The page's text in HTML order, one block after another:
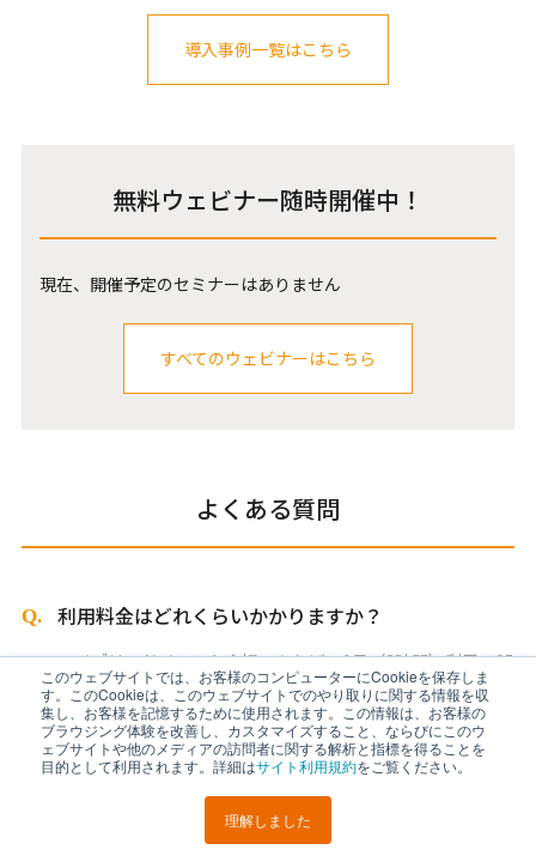
このウェブサイトでは、お客様のコンピューターにCookieを保存しま
す。このCookieは、このウェブサイトでのやり取りに関する情報を収
集し、お客様を記憶するために使用されます。この情報は、お客様の
ブラウジング体験を改善し、カスタマイズすること、ならびにこのウ
ェブサイトや他のメディアの訪問者に関する解析と指標を得ることを
目的として利用されます。詳細はサイト利用規約をご覧ください。
理解しました
導入事例一覧はこちら
無料ウェビナー随時開催中！
現在、開催予定のセミナーはありません
すべてのウェビナーはこちら
よくある質問
利用料金はどれくらいかかりますか？
ハイブリッドイベント会場であれば、1日（8時間）利用で35
万円（※弊社サービスを利用した場合）で利用可能です。ほ
かにも大小のスタジオがございますので、利用時間などご要
望をお知らせください。
どのような配信やイベントに対応していますか？